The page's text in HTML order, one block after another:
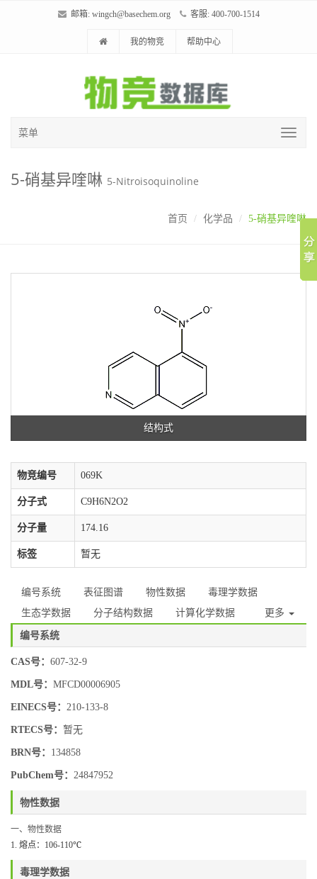
邮箱: wingch@basechem.org 客服: 400-700-1514
我的物竞 帮助中心
菜单
5-硝基异喹啉 5-Nitroisoquinoline
首页 化学品 5-硝基异喹啉
结构式
物竞编号 069K
分子式 C9H6N2O2
分子量 174.16
标签 暂无
编号系统 表征图谱 物性数据
毒理学数据
生态学数据
分子结构数据 计算化学数据 更多
编号系统
CAS号： 607-32-9
MDL号： MFCD00006905
EINECS号： 210-133-8
RTECS号： 暂无
BRN号： 134858
PubChem号： 24847952
物性数据
一、物性数据
1. 熔点：106-110℃
毒理学数据